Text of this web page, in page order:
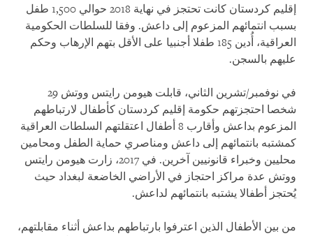
إقليم كردستان كانت تحتجز في نهاية 2018 حوالي 1,500 طفل
بسبب انتمائهم المزعوم إلى داعش. وفقا للسلطات الحكومية
العراقية، أُدين 185 طفلا أجنبيا على الأقل بتهم الإرهاب وحكم
عليهم بالسجن.
في نوفمبر/تشرين الثاني، قابلت هيومن رايتس ووتش 29
شخصا احتجزتهم حكومة إقليم كردستان كأطفال لارتباطهم
المزعوم بداعش وأقارب 8 أطفال اعتقلتهم السلطات العراقية
كمشتبه بانتمائهم إلى داعش ومناصري حماية الطفل ومحامين
محليين وخبراء قانونيين آخرين. في 2017، زارت هيومن رايتس
ووتش عدة مراكز احتجاز في الأراضي الخاضعة لبغداد حيث
يُحتجز أطفالا يشتبه بانتمائهم لداعش.
من بين الأطفال الذين اعترفوا بارتباطهم بداعش أثناء مقابلتهم،